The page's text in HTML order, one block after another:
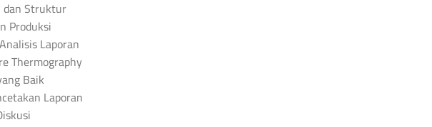
dan Struktur
Produksi
Laporan
Thermography
Baik
Laporan